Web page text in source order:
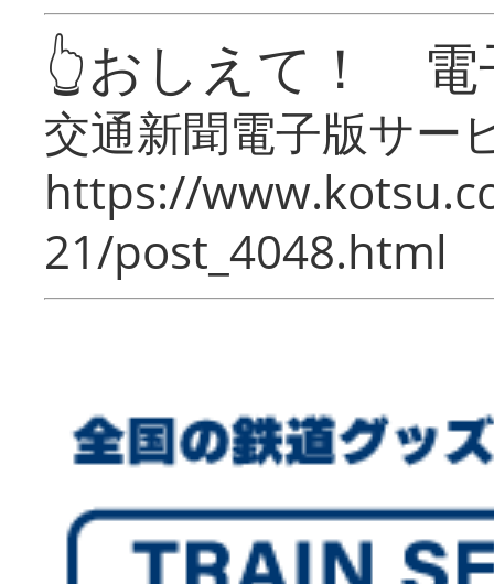
👆おしえて！ 電
交通新聞電子版サー
https://
21/post_4048.html